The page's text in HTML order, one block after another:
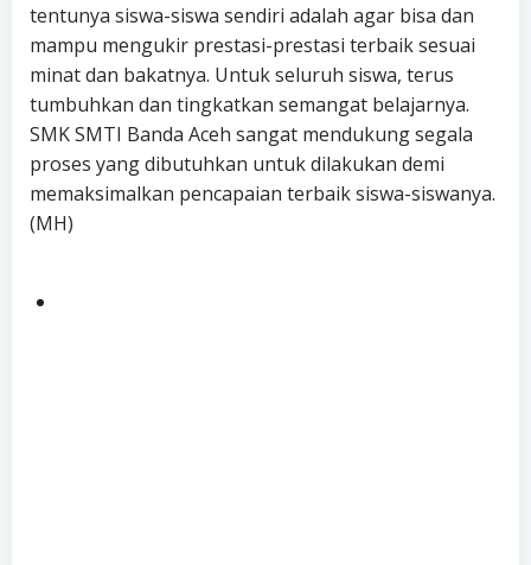
tentunya siswa-siswa sendiri adalah agar bisa dan
mampu mengukir prestasi-prestasi terbaik sesuai
minat dan bakatnya. Untuk seluruh siswa, terus
tumbuhkan dan tingkatkan semangat belajarnya.
SMK SMTI Banda Aceh sangat mendukung segala
proses yang dibutuhkan untuk dilakukan demi
memaksimalkan pencapaian terbaik siswa-siswanya.
(MH)